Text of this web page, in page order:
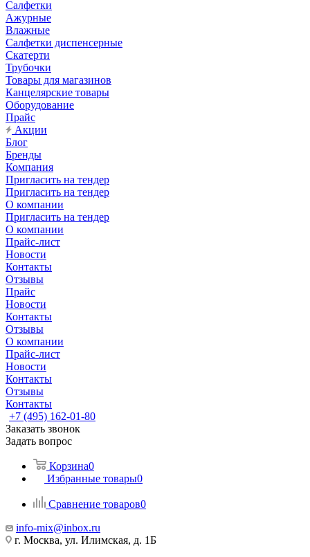
Салфетки
Ажурные
Влажные
Салфетки диспенсерные
Скатерти
Трубочки
Товары для магазинов
Канцелярские товары
Оборудование
Прайс
Акции
Блог
Бренды
Компания
Пригласить на тендер
Пригласить на тендер
О компании
Пригласить на тендер
О компании
Прайс-лист
Новости
Контакты
Отзывы
Прайс
Новости
Контакты
Отзывы
О компании
Прайс-лист
Новости
Контакты
Отзывы
Контакты
+7 (495) 162-01-80
Заказать звонок
Задать вопрос
Корзина0
Избранные товары0
Сравнение товаров0
info-mix@inbox.ru
г. Москва, ул. Илимская, д. 1Б